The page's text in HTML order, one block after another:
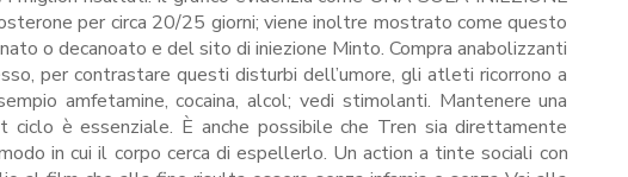
per circa 20/25 giorni; viene inoltre mostrato come questo
o decanoato e del sito di iniezione Minto. Compra anabolizzanti
per contrastare questi disturbi dell’umore, gli atleti ricorrono a
amfetamine, cocaina, alcol; vedi stimolanti. Mantenere una
è essenziale. È anche possibile che Tren sia direttamente
in cui il corpo cerca di espellerlo. Un action a tinte sociali con